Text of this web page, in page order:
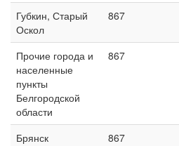
Губкин, Старый
Оскол
867
Прочие города и
населенные
пункты
Белгородской
области
867
Брянск 867